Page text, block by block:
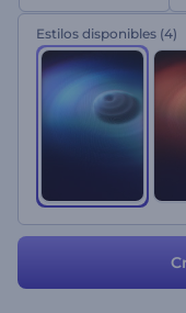
Estilos disponibles (4)